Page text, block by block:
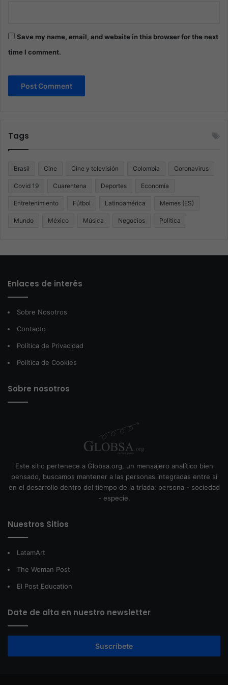
Save my name, email, and website in this browser for the next
time I comment.
Tags
Brasil Cine Cine y televisión Colombia Coronavirus
Covid 19 Cuarentena Deportes Economía
Entretenimiento Fútbol Latinoamérica Memes (ES)
Mundo México Música Negocios Politica
Enlaces de interés
Sobre Nosotros
Contacto
Política de Privacidad
Política de Cookies
Sobre nosotros
Este sitio pertenece a Globsa.org, un mensajero analítico bien
pensado, buscamos mantener a las personas integradas entre sí
en el desarrollo dentro del tiempo de la tríada: persona - sociedad
- especie.
Nuestros Sitios
LatamArt
The Woman Post
El Post Education
Date de alta en nuestro newsletter
Suscríbete